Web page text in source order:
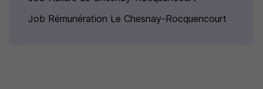
Job Rémunération Le Chesnay-Rocquencourt